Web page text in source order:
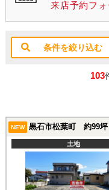
来店予約フォ
条件を絞り込む
103
NEW 黒石市松葉町 約99
土地